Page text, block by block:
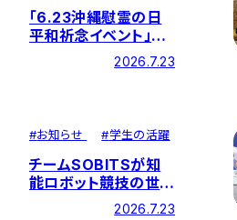
「6.23沖縄慰霊の日
平和祈念イベント」を
2026.7.23
#お知らせ #学生の活躍
チームSOBITSが知
能ロボット競技の世界
大会「RoboCup2026.7.23